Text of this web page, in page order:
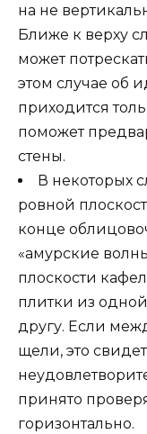
на не
Ближе к верху
может
этом случае об
приходится
поможет
стены.
В некоторых
ровной
конце
«амурские
плоскости
плитки из
другу. Если
щели, это
принято
горизонтально.